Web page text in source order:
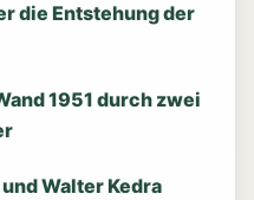
die Entstehung der
1951 durch zwei
Walter Kedra